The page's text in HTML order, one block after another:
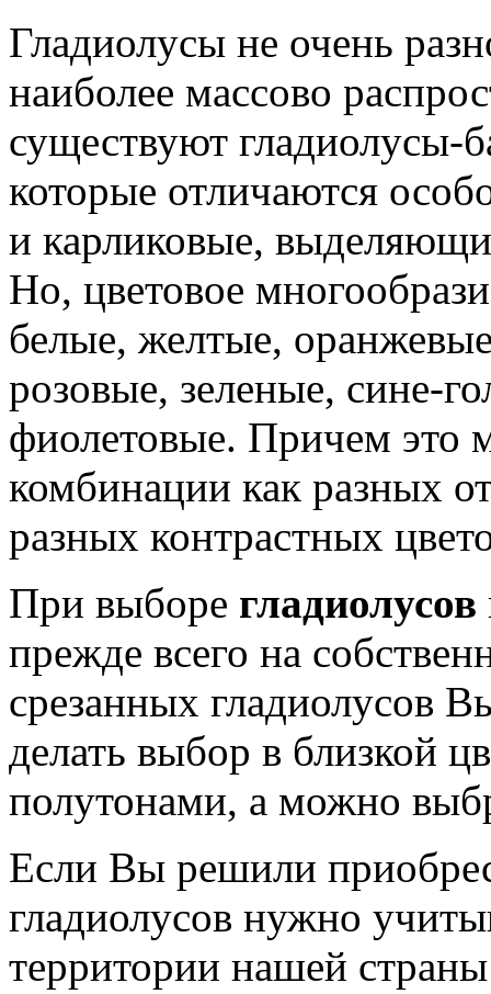
Гладиолусы не очень
наиболее массово
существуют гладиолусы-
которые отличаются
и карликовые,
Но, цветовое
белые, желтые,
розовые, зеленые, сине-
фиолетовые. Причем это
комбинации как разных
разных контрастных
При выборе гладиолусов
прежде всего на
срезанных гладиолусов
делать выбор в близкой
полутонами, а можно
Если Вы решили
гладиолусов нужно
территории нашей